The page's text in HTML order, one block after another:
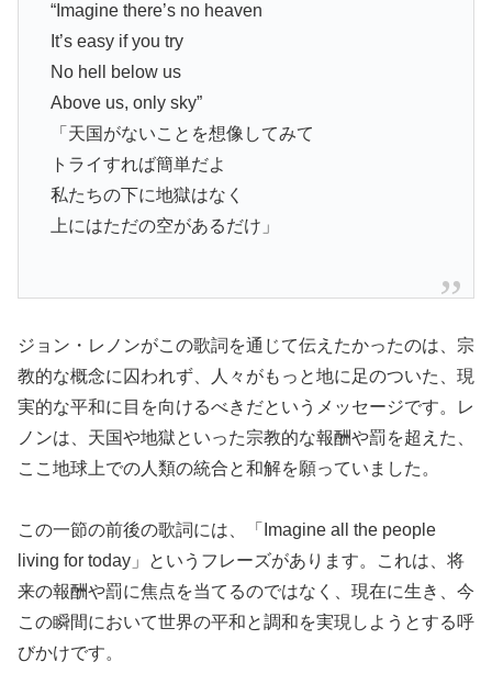
“Imagine there’s no heaven
It’s easy if you try
No hell below us
Above us, only sky”
「天国がないことを想像してみて
トライすれば簡単だよ
私たちの下に地獄はなく
上にはただの空があるだけ」
ジョン・レノンがこの歌詞を通じて伝えたかったのは、宗
教的な概念に囚われず、人々がもっと地に足のついた、現
実的な平和に目を向けるべきだというメッセージです。レ
ノンは、天国や地獄といった宗教的な報酬や罰を超えた、
ここ地球上での人類の統合と和解を願っていました。
この一節の前後の歌詞には、「Imagine all the people
living for today」というフレーズがあります。これは、将
来の報酬や罰に焦点を当てるのではなく、現在に生き、今
この瞬間において世界の平和と調和を実現しようとする呼
びかけです。